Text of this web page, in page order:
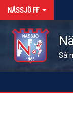
NÄSSJÖ FF
Så